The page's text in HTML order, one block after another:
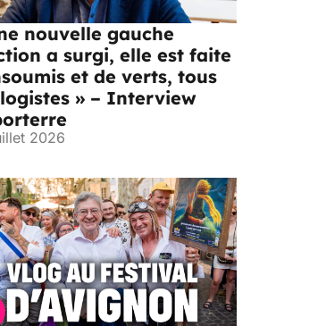
nouvelle gauche
a surgi, elle est faite
et de verts, tous
» – Interview
2026